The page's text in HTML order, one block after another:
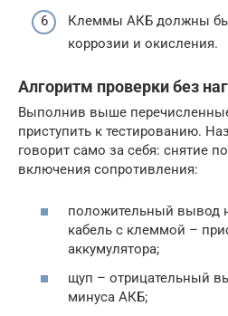
Клеммы АКБ должны
коррозии и окисления.
Алгоритм проверки без
Выполнив выше
приступить к тестированию.
говорит само за себя: снятие
включения сопротивления:
положительный вывод
кабель с клеммой –
аккумулятора;
щуп – отрицательный
минуса АКБ;